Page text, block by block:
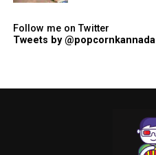
Follow me on Twitter
Tweets by @popcornkannada